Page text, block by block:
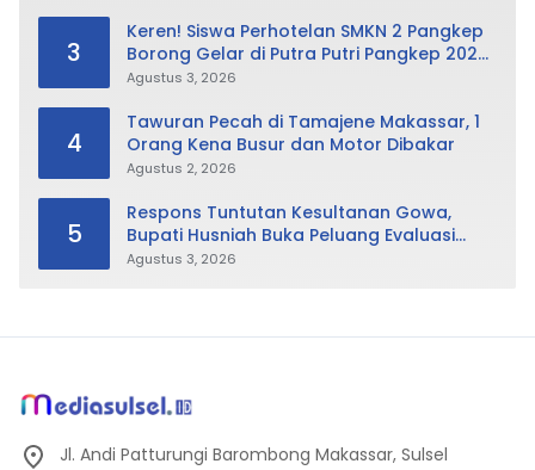
3
Keren! Siswa Perhotelan SMKN 2 Pangkep
Borong Gelar di Putra Putri Pangkep 2026,
Sabet Best Duta Lingkungan dan
Agustus 3, 2026
4
Tawuran Pecah di Tamajene Makassar, 1
Orang Kena Busur dan Motor Dibakar
Agustus 2, 2026
5
Respons Tuntutan Kesultanan Gowa,
Bupati Husniah Buka Peluang Evaluasi
Perda LAD: Bisa Direvisi Bahkan Diganti
Agustus 3, 2026
Jl. Andi Patturungi Barombong Makassar, Sulsel